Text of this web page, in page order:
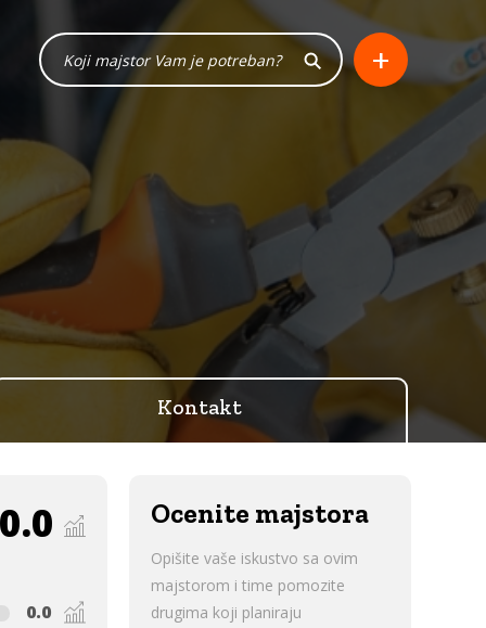
+
Kontakt
0.0
0.0
Ocenite majstora
Opišite vaše iskustvo sa ovim
majstorom i time pomozite
drugima koji planiraju